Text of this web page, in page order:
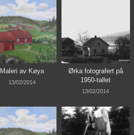
Maleri av Køya
13/02/2014
Ørka fotografert på
1950-tallet
13/02/2014